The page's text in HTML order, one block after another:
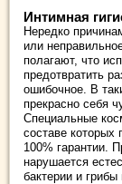
Интимная
Нередко
или
полагают, что
предотвратить
ошибочное. В
прекрасно себя
Специальные
составе которых
100% гарантии.
нарушается
бактерии и